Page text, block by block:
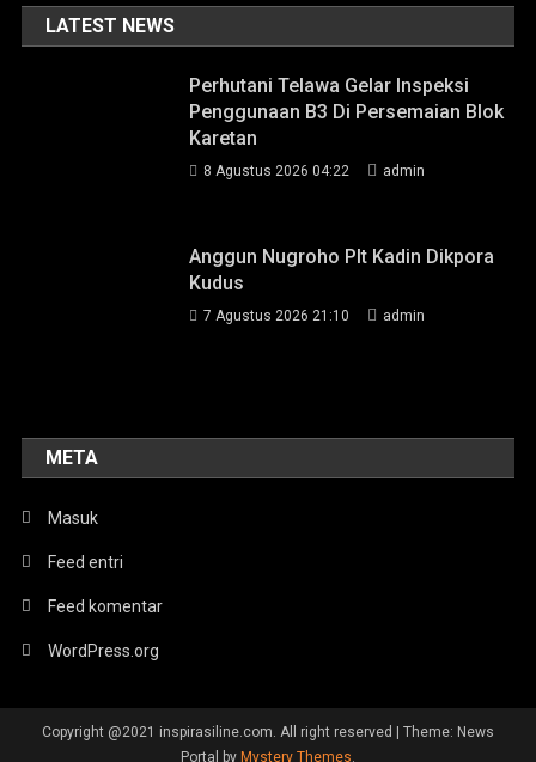
LATEST NEWS
Perhutani Telawa Gelar Inspeksi
Penggunaan B3 Di Persemaian Blok
Karetan
8 Agustus 2026 04:22 admin
Anggun Nugroho Plt Kadin Dikpora
Kudus
7 Agustus 2026 21:10 admin
META
Masuk
Feed entri
Feed komentar
WordPress.org
Copyright @2021 inspirasiline.com. All right reserved | Theme: News
Portal by Mystery Themes